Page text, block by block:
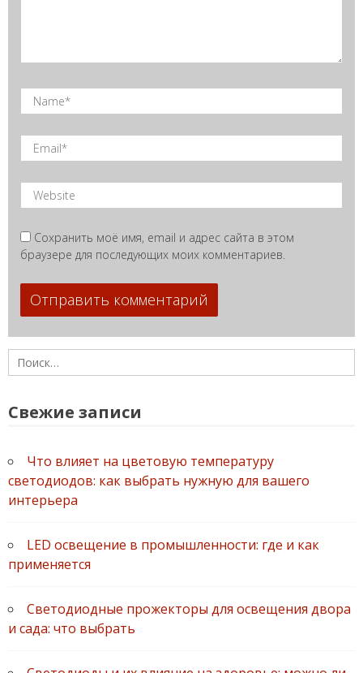
Сохранить моё имя, email и адрес сайта в этом
браузере для последующих моих комментариев.
Найти:
Свежие записи
Что влияет на цветовую температуру
светодиодов: как выбрать нужную для вашего
интерьера
LED освещение в промышленности: где и как
применяется
Светодиодные прожекторы для освещения двора
и сада: что выбрать